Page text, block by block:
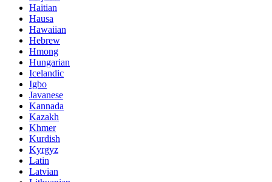
Haitian
Hausa
Hawaiian
Hebrew
Hmong
Hungarian
Icelandic
Igbo
Javanese
Kannada
Kazakh
Khmer
Kurdish
Kyrgyz
Latin
Latvian